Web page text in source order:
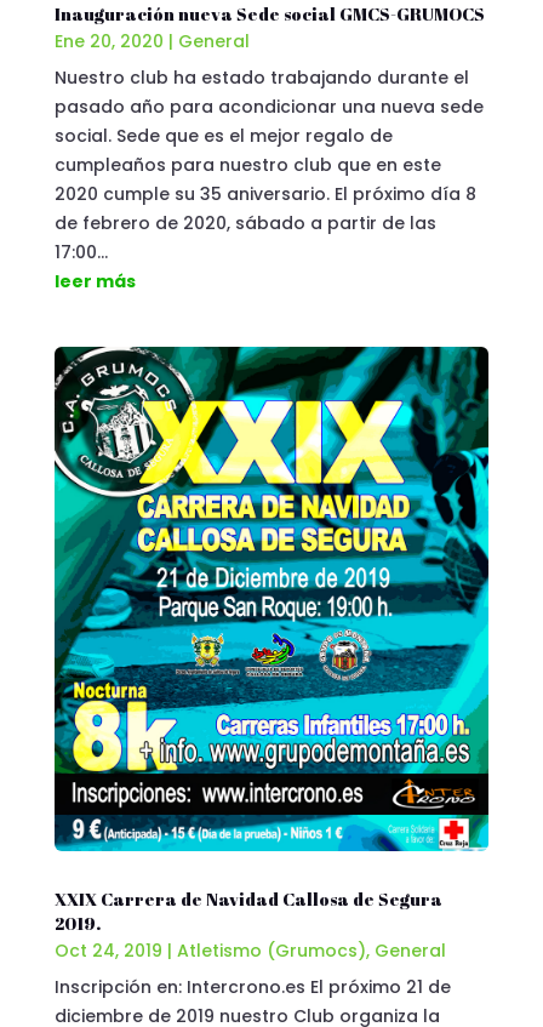
Inauguración nueva Sede social GMCS-GRUMOCS
Ene 20, 2020 | General
Nuestro club ha estado trabajando durante el
pasado año para acondicionar una nueva sede
social. Sede que es el mejor regalo de
cumpleaños para nuestro club que en este
2020 cumple su 35 aniversario. El próximo día 8
de febrero de 2020, sábado a partir de las
17:00...
leer más
XXIX Carrera de Navidad Callosa de Segura
2019.
Oct 24, 2019 | Atletismo (Grumocs), General
Inscripción en: Intercrono.es El próximo 21 de
diciembre de 2019 nuestro Club organiza la